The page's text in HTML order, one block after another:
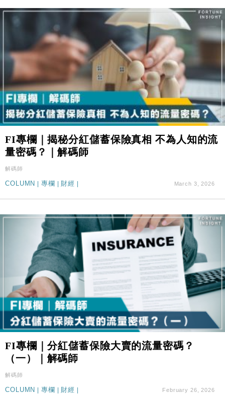
FI專欄｜揭秘分紅儲蓄保險真相 不為人知的流
量密碼？｜解碼師
解碼師
COLUMN | 專欄 | 財經 | March 3, 2026
FI專欄｜分紅儲蓄保險大賣的流量密碼？
（一）｜解碼師
解碼師
COLUMN 專欄 財經 February 26, 2026